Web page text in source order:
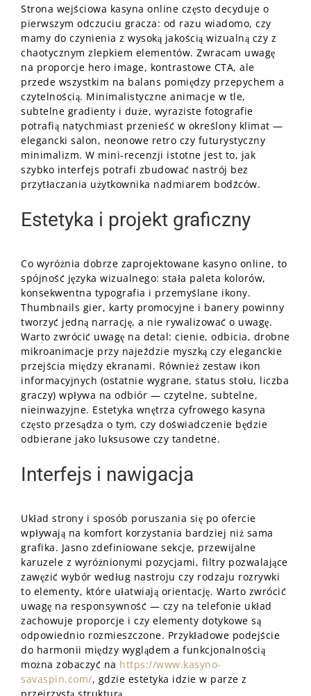
Strona wejściowa kasyna online często decyduje o
pierwszym odczuciu gracza: od razu wiadomo, czy
mamy do czynienia z wysoką jakością wizualną czy z
chaotycznym zlepkiem elementów. Zwracam uwagę
na proporcje hero image, kontrastowe CTA, ale
przede wszystkim na balans pomiędzy przepychem a
czytelnością. Minimalistyczne animacje w tle,
subtelne gradienty i duże, wyraziste fotografie
potrafią natychmiast przenieść w określony klimat —
elegancki salon, neonowe retro czy futurystyczny
minimalizm. W mini-recenzji istotne jest to, jak
szybko interfejs potrafi zbudować nastrój bez
przytłaczania użytkownika nadmiarem bodźców.
Estetyka i projekt graficzny
Co wyróżnia dobrze zaprojektowane kasyno online, to
spójność języka wizualnego: stała paleta kolorów,
konsekwentna typografia i przemyślane ikony.
Thumbnails gier, karty promocyjne i banery powinny
tworzyć jedną narrację, a nie rywalizować o uwagę.
Warto zwrócić uwagę na detal: cienie, odbicia, drobne
mikroanimacje przy najeździe myszką czy eleganckie
przejścia między ekranami. Również zestaw ikon
informacyjnych (ostatnie wygrane, status stołu, liczba
graczy) wpływa na odbiór — czytelne, subtelne,
nieinwazyjne. Estetyka wnętrza cyfrowego kasyna
często przesądza o tym, czy doświadczenie będzie
odbierane jako luksusowe czy tandetne.
Interfejs i nawigacja
Układ strony i sposób poruszania się po ofercie
wpływają na komfort korzystania bardziej niż sama
grafika. Jasno zdefiniowane sekcje, przewijalne
karuzele z wyróżnionymi pozycjami, filtry pozwalające
zawęzić wybór według nastroju czy rodzaju rozrywki
to elementy, które ułatwiają orientację. Warto zwrócić
uwagę na responsywność — czy na telefonie układ
zachowuje proporcje i czy elementy dotykowe są
odpowiednio rozmieszczone. Przykładowe podejście
do harmonii między wyglądem a funkcjonalnością
można zobaczyć na https://www.kasyno-
savaspin.com/, gdzie estetyka idzie w parze z